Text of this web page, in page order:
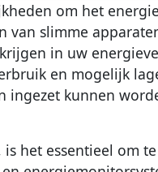
om het
van slimme
in uw
en mogelijk
ingezet kunnen
het essentieel om